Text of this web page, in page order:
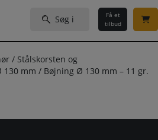
efter:
Få et
tilbud
/ Stålskorsten og
130 mm / Bøjning Ø 130 mm – 11 gr.